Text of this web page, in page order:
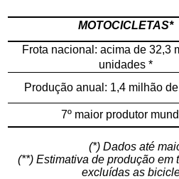
MOTOCICLETAS*
Frota nacional: acima de 32,3
unidades *
Produção anual: 1,4 milhão
7º maior produtor
(*) Dados até
(**) Estimativa de produção em
excluídas as